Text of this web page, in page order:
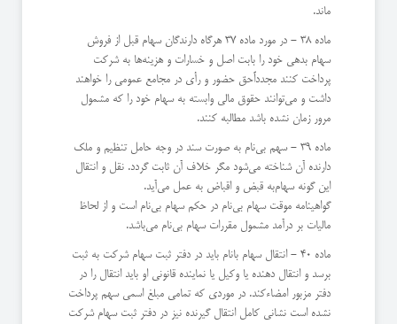
ماند.
ماده 38 - در مورد ماده 37 هرگاه دارندگان سهام قبل از فروش
سهام بدهی خود را بابت اصل و خسارات و هزینه‌ها به شركت
پرداخت كنند مجدداً‌حق حضور و رأی در مجامع عمومی را خواهند
داشت و می‌توانند حقوق مالی وابسته به سهام خود را كه مشمول
مرور زمان نشده باشد مطالبه كنند.
ماده 39 - سهم بی‌نام به صورت سند در وجه حامل تنظیم و ملك
دارنده آن شناخته می‌شود مگر خلاف آن ثابت گردد. نقل و انتقال
این گونه سهام‌به قبض و اقباض به عمل می‌آید.
‌گواهینامه موقت سهام بی‌نام در حكم سهام بی‌نام است و از لحاظ
مالیات بر درآمد مشمول مقررات سهام بی‌نام می‌باشد.
ماده 40 - انتقال سهام بانام باید در دفتر ثبت سهام شركت به ثبت
برسد و انتقال دهنده یا وكیل یا نماینده قانونی او باید انتقال را در
دفتر مزبور امضاء‌كند. ‌در موردی كه تمامی مبلغ اسمی سهم پرداخت
نشده است نشانی كامل انتقال گیرنده نیز در دفتر ثبت سهام شركت